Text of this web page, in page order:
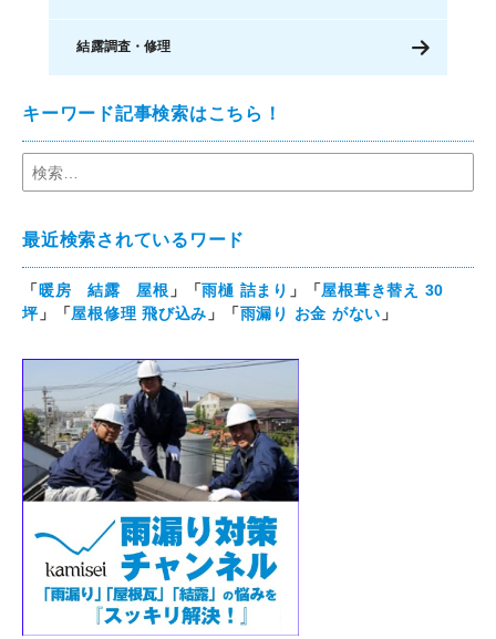
結露調査・修理
キーワード記事検索はこちら！
最近検索されているワード
「暖房 結露 屋根 」「雨樋 詰まり 」「屋根葺き替え 30
坪」「屋根修理 飛び込み 」「雨漏り お金 がない 」